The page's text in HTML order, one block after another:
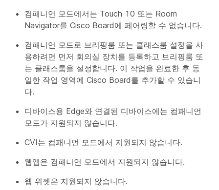
컴패니언 모드에서는 Touch 10 또는 Room
Navigator를 Cisco Board에 페어링할 수 없습니다.
컴패니언 모드로 브리핑룸 또는 클래스룸 설정을 사
용하려면 먼저 회의실 장치를 등록하고 브리핑룸 또
는 클래스룸을 설정합니다. 이 작업을 완료한 후 동
일한 작업 영역에 Cisco Board를 추가할 수 있습니
다.
디바이스용 Edge와 연결된 디바이스에는 컴패니언
모드가 지원되지 않습니다.
CVI는 컴패니언 모드에서 지원되지 않습니다.
웹앱은 컴패니언 모드에서 지원되지 않습니다.
웹 위젯은 지원되지 않습니다.